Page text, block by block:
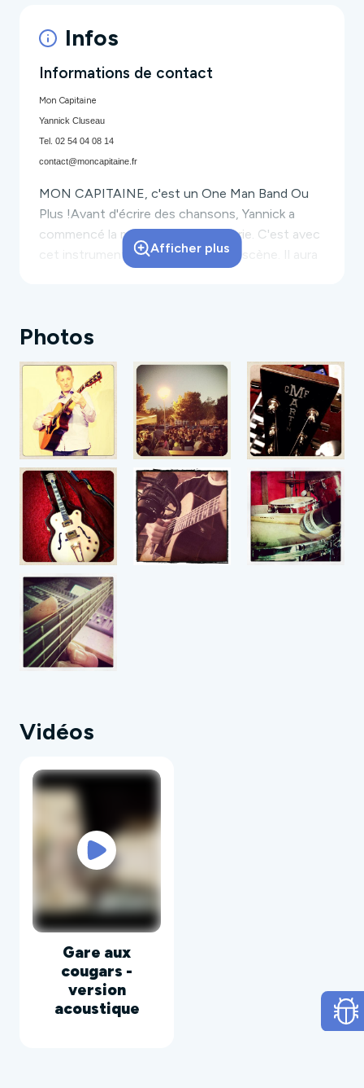
Infos
Informations de contact
Mon Capitaine
Yannick Cluseau
Tel. 02 54 04 08 14
contact@moncapitaine.fr
MON CAPITAINE, c'est un One Man Band Ou
Plus !Avant d'écrire des chansons, Yannick a
commencé la musique par la batterie. C'est avec
cet instrument qu'il a pris goût à la scène. Il aura
sérieusement de la guitare, à écrire ses premières
avec Duo Tamba qu'il joue pendant 4 ans ses
chansons. Plus de 150 concerts, radios, tv, et de
nombreuses expériences positives.Pour faire
face à toutes les situations et après avoir
inventé l'eau chaude, c'est en 2013 qu'il inaugure
son nouveau concept, le : OMBOP (One Man
Band Ou Plus), avec son projet : MON
CAPITAINELa démarche artistique de Mon
Capitaine est modeste, elle favorise le naturel et
les sons acoustiques. Les chansons douces
sont brutes et les titres plus vifs restent dociles.
Afficher plus
Photos
Vidéos
Gare aux
cougars -
version
acoustique